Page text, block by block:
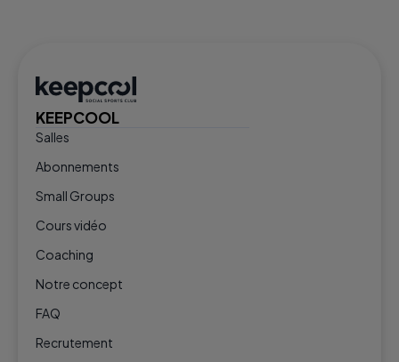
KEEPCOOL
Salles
Abonnements
Small Groups
Cours vidéo
Coaching
Notre concept
FAQ
Recrutement